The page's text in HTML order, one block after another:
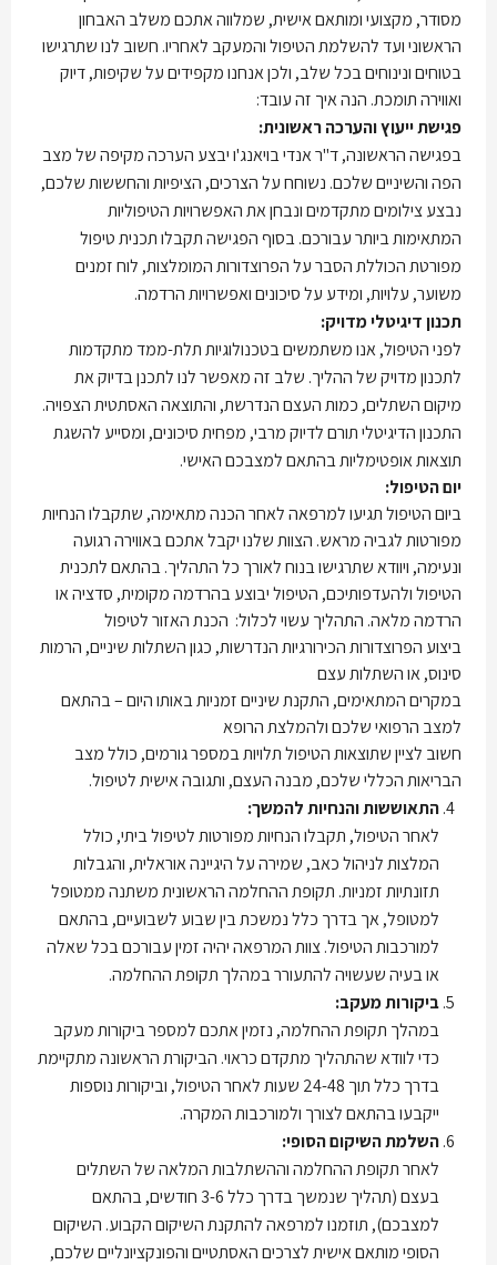
מסודר, מקצועי ומותאם אישית, שמלווה אתכם משלב האבחון
הראשוני ועד להשלמת הטיפול והמעקב לאחריו. חשוב לנו שתרגישו
בטוחים ונינוחים בכל שלב, ולכן אנחנו מקפידים על שקיפות, דיוק
ואווירה תומכת. הנה איך זה עובד:
פגישת ייעוץ והערכה ראשונית:
בפגישה הראשונה, ד"ר אנדי בויאנג'ו יבצע הערכה מקיפה של מצב
הפה והשיניים שלכם. נשוחח על הצרכים, הציפיות והחששות שלכם,
נבצע צילומים מתקדמים ונבחן את האפשרויות הטיפוליות
המתאימות ביותר עבורכם. בסוף הפגישה תקבלו תכנית טיפול
מפורטת הכוללת הסבר על הפרוצדורות המומלצות, לוח זמנים
משוער, עלויות, ומידע על סיכונים ואפשרויות הרדמה.
תכנון דיגיטלי מדויק:
לפני הטיפול, אנו משתמשים בטכנולוגיות תלת-ממד מתקדמות
לתכנון מדויק של ההליך. שלב זה מאפשר לנו לתכנן בדיוק את
מיקום השתלים, כמות העצם הנדרשת, והתוצאה האסתטית הצפויה.
התכנון הדיגיטלי תורם לדיוק מרבי, מפחית סיכונים, ומסייע להשגת
תוצאות אופטימליות בהתאם למצבכם האישי.
יום הטיפול:
ביום הטיפול תגיעו למרפאה לאחר הכנה מתאימה, שתקבלו הנחיות
מפורטות לגביה מראש. הצוות שלנו יקבל אתכם באווירה רגועה
ונעימה, ויוודא שתרגישו בנוח לאורך כל התהליך. בהתאם לתכנית
הטיפול ולהעדפותיכם, הטיפול יבוצע בהרדמה מקומית, סדציה או
הרדמה מלאה. התהליך עשוי לכלול: הכנת האזור לטיפול
ביצוע הפרוצדורות הכירורגיות הנדרשות, כגון השתלות שיניים, הרמות
סינוס, או השתלות עצם
במקרים המתאימים, התקנת שיניים זמניות באותו היום – בהתאם
למצב הרפואי שלכם ולהמלצת הרופא
חשוב לציין שתוצאות הטיפול תלויות במספר גורמים, כולל מצב
הבריאות הכללי שלכם, מבנה העצם, ותגובה אישית לטיפול.
התאוששות והנחיות להמשך:
לאחר הטיפול, תקבלו הנחיות מפורטות לטיפול ביתי, כולל
המלצות לניהול כאב, שמירה על היגיינה אוראלית, והגבלות
תזונתיות זמניות. תקופת ההחלמה הראשונית משתנה ממטופל
למטופל, אך בדרך כלל נמשכת בין שבוע לשבועיים, בהתאם
למורכבות הטיפול. צוות המרפאה יהיה זמין עבורכם בכל שאלה
או בעיה שעשויה להתעורר במהלך תקופת ההחלמה.
ביקורות מעקב:
במהלך תקופת ההחלמה, נזמין אתכם למספר ביקורות מעקב
כדי לוודא שהתהליך מתקדם כראוי. הביקורת הראשונה מתקיימת
בדרך כלל תוך 24-48 שעות לאחר הטיפול, וביקורות נוספות
ייקבעו בהתאם לצורך ולמורכבות המקרה.
השלמת השיקום הסופי:
לאחר תקופת ההחלמה וההשתלבות המלאה של השתלים
בעצם (תהליך שנמשך בדרך כלל 3-6 חודשים, בהתאם
למצבכם), תוזמנו למרפאה להתקנת השיקום הקבוע. השיקום
הסופי מותאם אישית לצרכים האסתטיים והפונקציונליים שלכם,